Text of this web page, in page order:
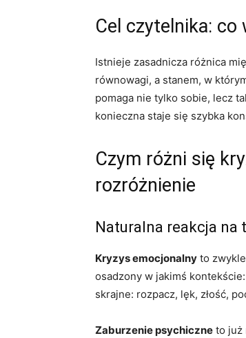
Cel czytelnika: co
Istnieje zasadnicza różnica
równowagi, a stanem, w
pomaga nie tylko sobie, lecz
konieczna staje się szybka
Czym różni się
rozróżnienie
Naturalna reakcja na
Kryzys emocjonalny to zwykle
osadzony w jakimś
skrajne: rozpacz, lęk, złość,
Zaburzenie psychiczne to już